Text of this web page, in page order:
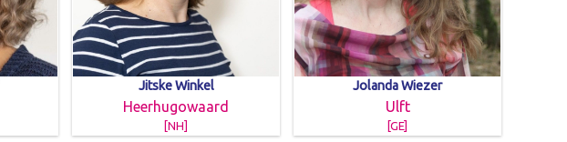
Jitske Winkel
Heerhugowaard
[NH]
Jolanda Wiezer
Ulft
[GE]